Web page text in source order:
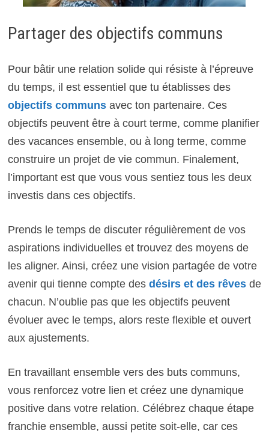
Partager des objectifs communs
Pour bâtir une relation solide qui résiste à l’épreuve
du temps, il est essentiel que tu établisses des
objectifs communsavec ton partenaire. Ces
objectifs peuvent être à court terme, comme planifier
des vacances ensemble, ou à long terme, comme
construire un projet de vie commun. Finalement,
l’important est que vous vous sentiez tous les deux
investis dans ces objectifs.
Prends le temps de discuter régulièrement de vos
aspirations individuelles et trouvez des moyens de
les aligner. Ainsi, créez une vision partagée de votre
avenir qui tienne compte des désirs et des rêvesde
chacun. N’oublie pas que les objectifs peuvent
évoluer avec le temps, alors reste flexible et ouvert
aux ajustements.
En travaillant ensemble vers des buts communs,
vous renforcez votre lien et créez une dynamique
positive dans votre relation. Célébrez chaque étape
franchie ensemble, aussi petite soit-elle, car ces